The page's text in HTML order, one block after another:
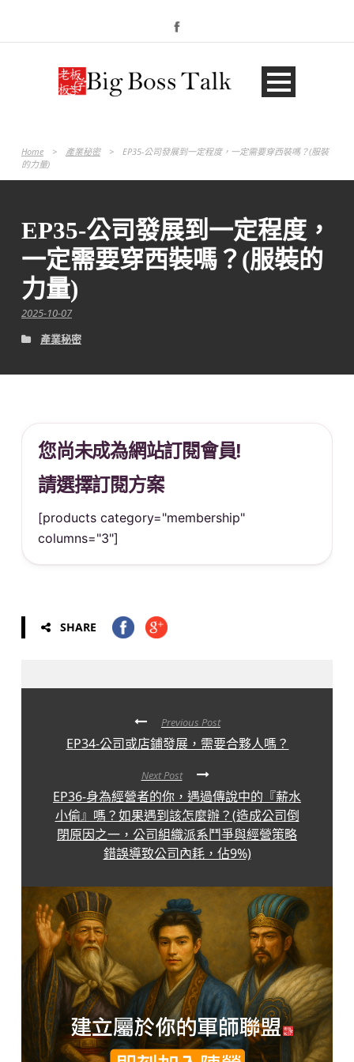
Home > 產業秘密 >
EP35-公司發展到一定程度，一定需要穿西裝嗎？(服裝
的力量)
EP35-公司發展到一定程度，
一定需要穿西裝嗎？(服裝的
力量)
2025-10-07
產業秘密
您尚未成為網站訂閱會員!
請選擇訂閱方案
[products category="membership"
columns="3"]
SHARE
Previous Post
EP34-公司或店鋪發展，需要合夥人嗎？
Next Post
EP36-身為經營者的你，遇過傳說中的『薪水
小偷』嗎？如果遇到該怎麼辦？(造成公司倒
閉原因之一，公司組織派系鬥爭與經營策略
錯誤導致公司內耗，佔9%)